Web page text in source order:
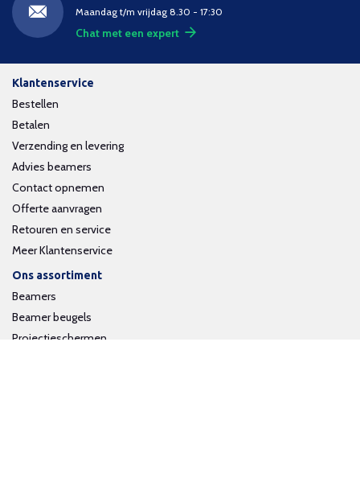
Maandag t/m vrijdag 8.30 - 17:30
Chat met een expert
Klantenservice
Bestellen
Betalen
Verzending en levering
Advies beamers
Contact opnemen
Offerte aanvragen
Retouren en service
Meer Klantenservice
Ons assortiment
Beamers
Beamer beugels
Projectieschermen